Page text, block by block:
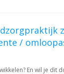
/
En wil je dit